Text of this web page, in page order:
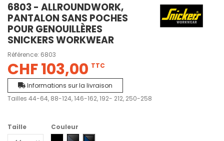
6803 - ALLROUNDWORK,
PANTALON SANS POCHES
POUR GENOUILLÈRES
SNICKERS WORKWEAR
Référence: 6803
CHF 103,00 TTC
Informations sur la livraison
Tailles 44-64, 88-124, 146-162, 192- 212, 250-258
Taille
Couleur